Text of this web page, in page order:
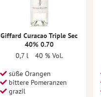
Giffard Curacao Triple Sec
40% 0.70
0,7 l
40 % Vol.
süße Orangen
bittere Pomeranzen
grazil